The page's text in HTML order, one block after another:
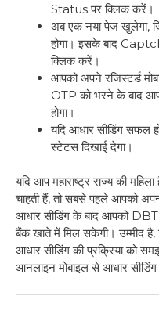
Status पर क्लिक करें।
अब एक नया पेज खुलेगा,
होगा। इसके बाद
क्लिक करें।
आपको अपने रजिस्टर्ड
OTP को भरने के बाद
होगा।
यदि आधार सीडिंग सफल
स्टेटस दिखाई देगा।
यदि आप महाराष्ट्र राज्य की
चाहती हैं, तो सबसे पहले आपको
आधार सीडिंग के बाद आपको
बैंक खाते में मिल सकेगी। उम्मीद
आधार सीडिंग की प्रक्रिया को
आनलाइन मोबाइल से आधार